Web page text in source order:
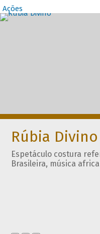
Ações
Rúbia Divino
Espetáculo costura
Brasileira, música